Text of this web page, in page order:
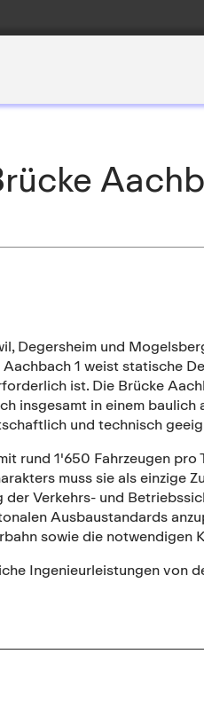
Degersheim und
1 weist statische
ist. Die Brücke
insgesamt in einem
und technisch
rund 1'650 Fahrzeugen pro
muss sie als
der Verkehrs- und
Ausbaustandards
sowie die
Ingenieurleistungen von